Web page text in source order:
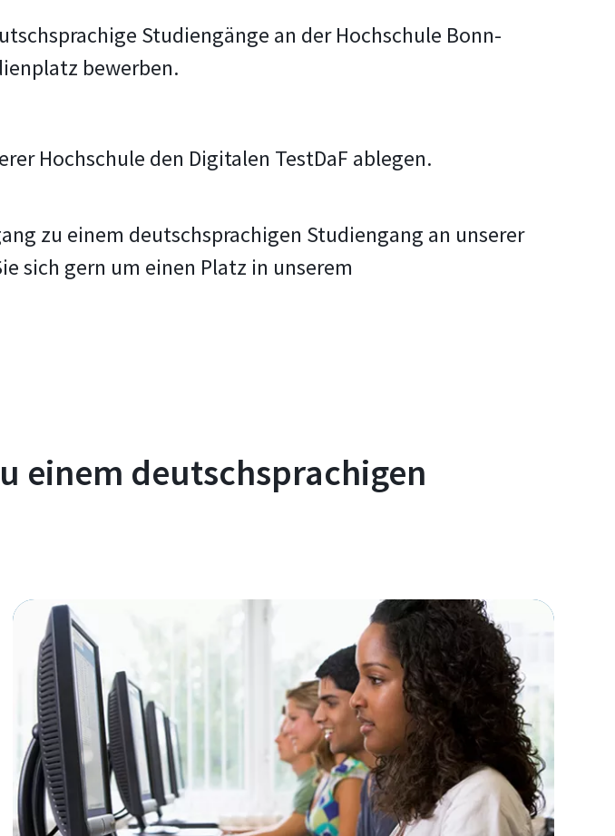
Studiengänge an der Hochschule Bonn-
bewerben.
Hochschule den Digitalen TestDaF ablegen.
zu einem deutschsprachigen Studiengang an unserer
sich gern um einen Platz in unserem
einem deutschsprachigen